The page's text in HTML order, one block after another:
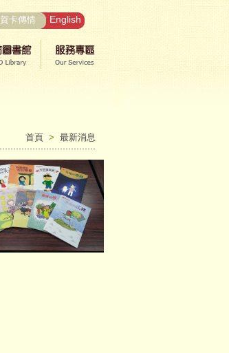
賀卡傳情 English
首頁 > 最新消息